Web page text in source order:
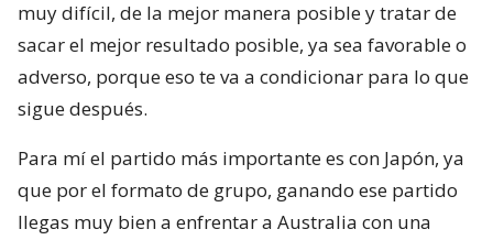
muy difícil, de la mejor manera posible y tratar de
sacar el mejor resultado posible, ya sea favorable o
adverso, porque eso te va a condicionar para lo que
sigue después.
Para mí el partido más importante es con Japón, ya
que por el formato de grupo, ganando ese partido
llegas muy bien a enfrentar a Australia con una